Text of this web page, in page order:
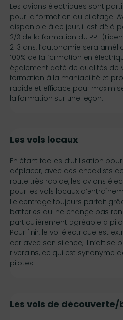
Les avions électriques sont
pour la formation au pilotage.
disponible à ce jour, il est déjà
2/3 de la formation du PPL
2-3 ans, l’autonomie sera
100% de la formation en
également doté de qualités de
formation à la maniabilité et
rapide et efficace pour
la formation sur une leçon.
Les vols locaux
En étant faciles d’utilisation
déplacer, avec des checklists
route très rapide, les avions
pour les vols locaux
Le centrage toujours parfait
batteries qui ne change pas
particulièrement agréable à
Pour finir, le vol électrique est
car avec son silence, il n’attise
riverains, ce qui est synonyme
pilotes.
Les vols de